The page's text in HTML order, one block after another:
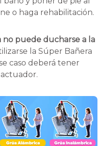
o haga rehabilitación.
no puede ducharse a la
la Súper Bañera
caso deberá tener